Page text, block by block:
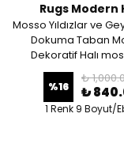
Rugs Modern
Mosso Yıldızlar ve
Dokuma Taban
Dekoratif Halı
%16
₺
₺
1 Renk 9 Boyut/